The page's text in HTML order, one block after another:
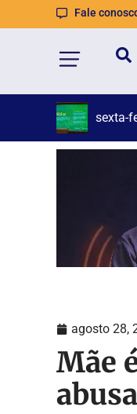
Fale
sexta-
sexta-
agosto 28,
Mãe